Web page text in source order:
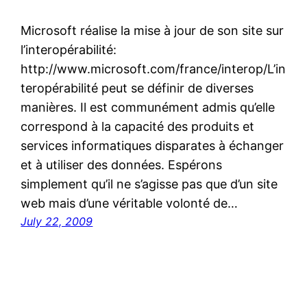
Microsoft réalise la mise à jour de son site sur
l’interopérabilité:
http://www.microsoft.com/france/interop/L’in
teropérabilité peut se définir de diverses
manières. Il est communément admis qu’elle
correspond à la capacité des produits et
services informatiques disparates à échanger
et à utiliser des données. Espérons
simplement qu’il ne s’agisse pas que d’un site
web mais d’une véritable volonté de…
July 22, 2009